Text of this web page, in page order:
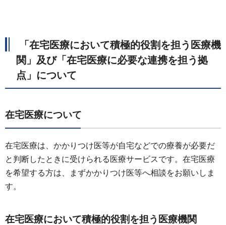
「在宅医療において積極的役割を担う医療機
関」及び「在宅医療に必要な連携を担う拠
点」について
在宅医療について
在宅医療は、かかりつけ医等が自宅などでの療養が必要だ
と判断したときに受けられる医療サービスです。在宅医療
を希望する方は、まずかかりつけ医等へ相談をお願いしま
す。
在宅医療において積極的役割を担う医療機関